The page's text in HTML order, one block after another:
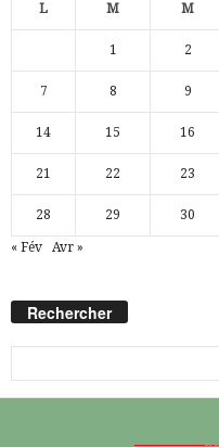
L M M
1 2
7 8 9
14 15 16
21 22 23
28 29 30
« Fév Avr »
Rechercher